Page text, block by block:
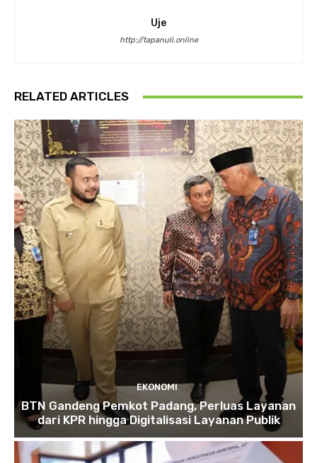
Uje
http://tapanuli.online
RELATED ARTICLES
EKONOMI
BTN Gandeng Pemkot Padang, Perluas Layanan
dari KPR hingga Digitalisasi Layanan Publik